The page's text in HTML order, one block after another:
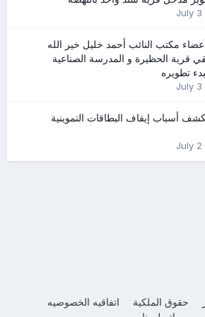
July 3
مكتب النائب أحمد خليل خير الله
قرية الحظيرة و المدرسة الصناعية
تطويره
July 3
أسباب إيقاف البطاقات التموينية
July 2
حقوق الملكية
اتفاقيه الخصوصيه